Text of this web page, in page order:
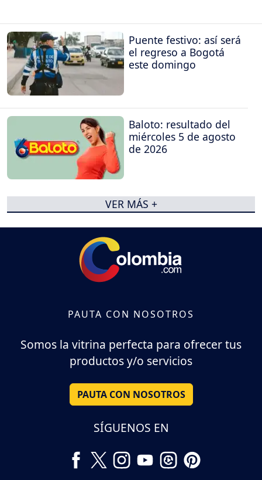
Puente festivo: así será
el regreso a Bogotá
este domingo
Baloto: resultado del
miércoles 5 de agosto
de 2026
VER MÁS +
PAUTA CON NOSOTROS
Somos la vitrina perfecta para ofrecer tus
productos y/o servicios
PAUTA CON NOSOTROS
SÍGUENOS EN